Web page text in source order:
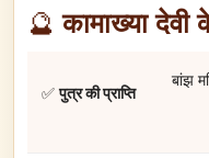
🔮कामाख्या
✅पुत्र की प्राप्ति
बांझ